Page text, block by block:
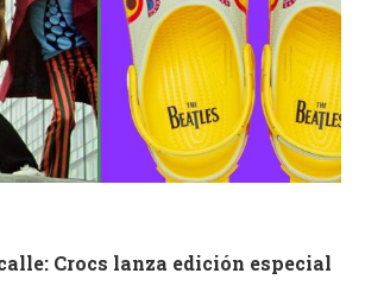
Crocs lanza edición especial